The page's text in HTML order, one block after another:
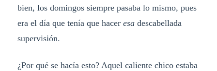
bien, los domingos siempre pasaba lo mismo, pues
era el día que tenía que hacer esadescabellada
supervisión.
¿Por qué se hacía esto? Aquel caliente chico estaba